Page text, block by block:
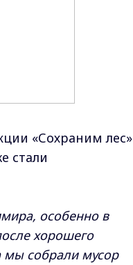
«Сохраним лес»
стали
особенно в
хорошего
мы собрали мусор